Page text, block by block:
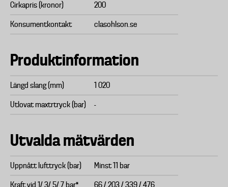
Cirkapris (kronor) 200
Konsumentkontakt clasohlson.se
Produktinformation
Längd slang (mm) 1 020
Utlovat maxtrtryck (bar) -
Utvalda mätvärden
Uppnått lufttryck (bar) Minst 11 bar
Kraft vid 1/ 3/ 5/ 7 bar* 66 / 203 / 339 / 476